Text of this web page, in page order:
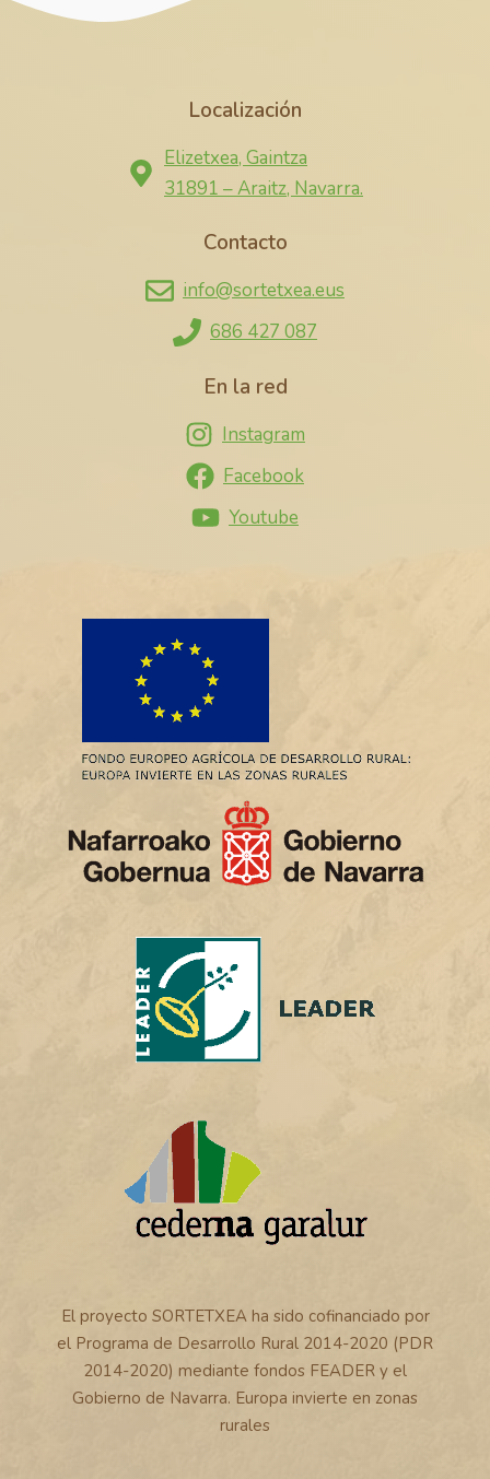
Localización
Elizetxea, Gaintza
31891 – Araitz, Navarra.
Contacto
info@sortetxea.eus
686 427 087
En la red
Instagram
Facebook
Youtube
El proyecto SORTETXEA ha sido cofinanciado por
el Programa de Desarrollo Rural 2014-2020 (PDR
2014-2020) mediante fondos FEADER y el
Gobierno de Navarra. Europa invierte en zonas
rurales